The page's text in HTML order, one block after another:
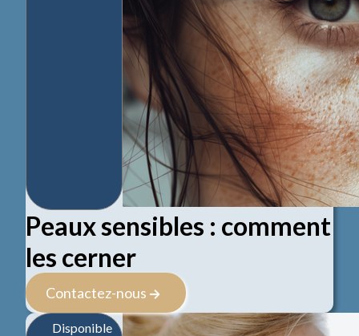
Peaux sensibles : comment
les cerner
Contactez-nous
Disponible